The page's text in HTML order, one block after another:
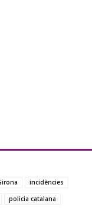
incidències
policia catalana